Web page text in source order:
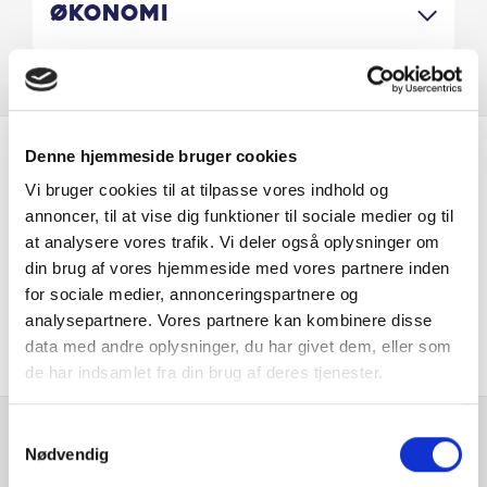
Denne hjemmeside bruger cookies
Vi bruger cookies til at tilpasse vores indhold og
annoncer, til at vise dig funktioner til sociale medier og til
at analysere vores trafik. Vi deler også oplysninger om
din brug af vores hjemmeside med vores partnere inden
for sociale medier, annonceringspartnere og
analysepartnere. Vores partnere kan kombinere disse
data med andre oplysninger, du har givet dem, eller som
de har indsamlet fra din brug af deres tjenester.
Nødvendig
Søndag 13:00-16:00
rådighed ved din ankomst.
Autoriseret Hyundai forhandler.
Vestermarksvej 3, 7200 Grindsted.
Tlf. +45 75321311
Mail: Niels@jensenognoergaard.dk
www.jensenognoergaard.dk
forbehold for indtastnings fejl
Økonomi
Er du interesseret i
denne bil?
KONTAKT FORHANDLER
Se hvad vores